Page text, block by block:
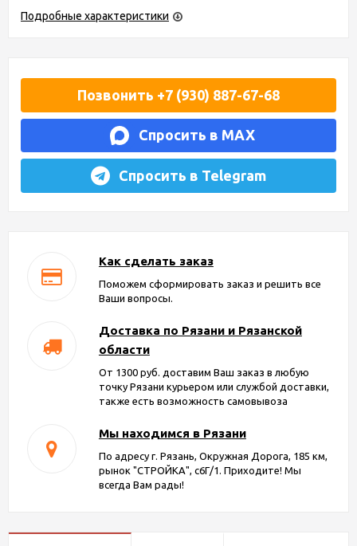
Подробные характеристики
Позвонить +7 (930) 887-67-68
Спросить в MAX
Спросить в Telegram
Как сделать заказ
Поможем сформировать заказ и решить все
Ваши вопросы.
Доставка по Рязани и Рязанской
области
От 1300 руб. доставим Ваш заказ в любую
точку Рязани курьером или службой доставки,
также есть возможность самовывоза
Мы находимся в Рязани
По адресу г. Рязань, Окружная Дорога, 185 км,
рынок "СТРОЙКА", с6Г/1. Приходите! Мы
всегда Вам рады!